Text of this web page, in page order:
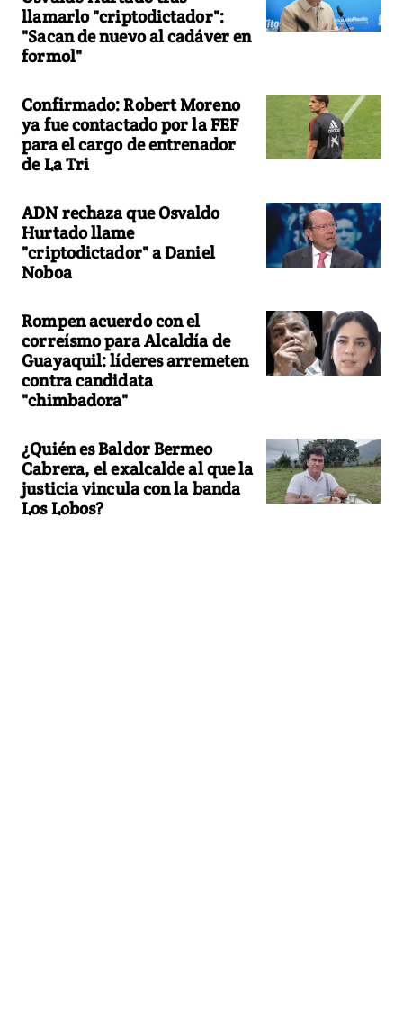
llamarlo "criptodictador":
"Sacan de nuevo al cadáver en
formol"
Confirmado: Robert Moreno
ya fue contactado por la FEF
para el cargo de entrenador
de La Tri
ADN rechaza que Osvaldo
Hurtado llame
"criptodictador" a Daniel
Noboa
Rompen acuerdo con el
correísmo para Alcaldía de
Guayaquil: líderes arremeten
contra candidata
"chimbadora"
¿Quién es Baldor Bermeo
Cabrera, el exalcalde al que la
justicia vincula con la banda
Los Lobos?